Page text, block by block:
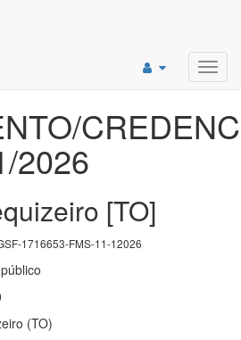
2026
[TO]
1716653-FMS-11-12026
(TO)